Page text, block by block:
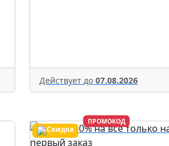
Действует до 07.08.2026
ПРОМОКОД